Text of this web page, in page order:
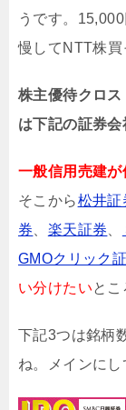
うです。
慢してNTT株買
株主優待クロ
は下記の証券会
一般信用売建
そこから松井証
券
楽天証券
GMOクリック
い分けたいとこ
下記3つは銘柄
ね。メインにし